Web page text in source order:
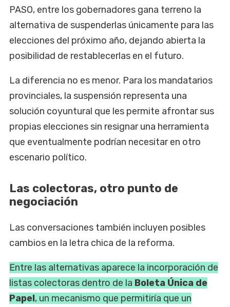
PASO, entre los gobernadores gana terreno la
alternativa de suspenderlas únicamente para las
elecciones del próximo año, dejando abierta la
posibilidad de restablecerlas en el futuro.
La diferencia no es menor. Para los mandatarios
provinciales, la suspensión representa una
solución coyuntural que les permite afrontar sus
propias elecciones sin resignar una herramienta
que eventualmente podrían necesitar en otro
escenario político.
Las colectoras, otro punto de
negociación
Las conversaciones también incluyen posibles
cambios en la letra chica de la reforma.
Entre las alternativas aparece la incorporación de
listas colectoras dentro de la Boleta Única de
Papel, un mecanismo que permitiría que un